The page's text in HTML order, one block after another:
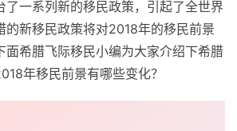
了一系列新的移民政策，引起了全世界
的新移民政策将对2018年的移民前景
面希腊飞际移民小编为大家介绍下希腊
年移民前景有哪些变化？